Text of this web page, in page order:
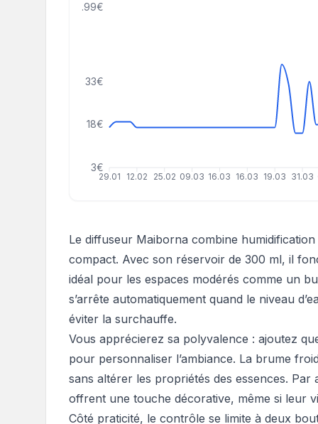
29.01 12.02 25.02 09.03 16.03 16.03 19.03 31.03
3€
18€
33€
58.99€
Le diffuseur Maiborna combine
compact. Avec son réservoir de 300 ml, il
idéal pour les espaces modérés comme un
s’arrête automatiquement quand le niveau
éviter la surchauffe.
Vous apprécierez sa polyvalence : ajoutez
pour personnaliser l’ambiance. La brume
sans altérer les propriétés des essences. Par
offrent une touche décorative, même si leur
Côté praticité, le contrôle se limite à deux